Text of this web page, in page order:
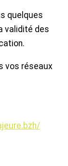
quelques
validité des
vos réseaux